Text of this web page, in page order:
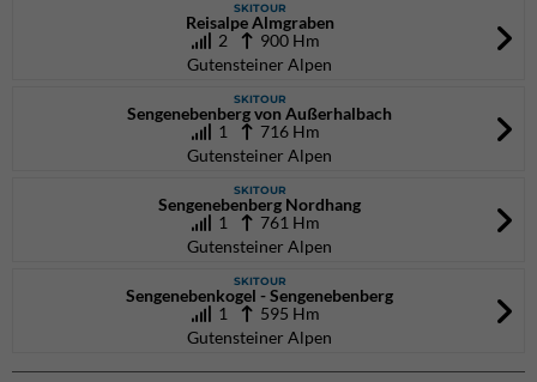
SKITOUR
Reisalpe Almgraben
2
900 Hm
Gutensteiner Alpen
SKITOUR
Sengenebenberg von Außerhalbach
1
716 Hm
Gutensteiner Alpen
SKITOUR
Sengenebenberg Nordhang
1
761 Hm
Gutensteiner Alpen
SKITOUR
Sengenebenkogel - Sengenebenberg
1
595 Hm
Gutensteiner Alpen